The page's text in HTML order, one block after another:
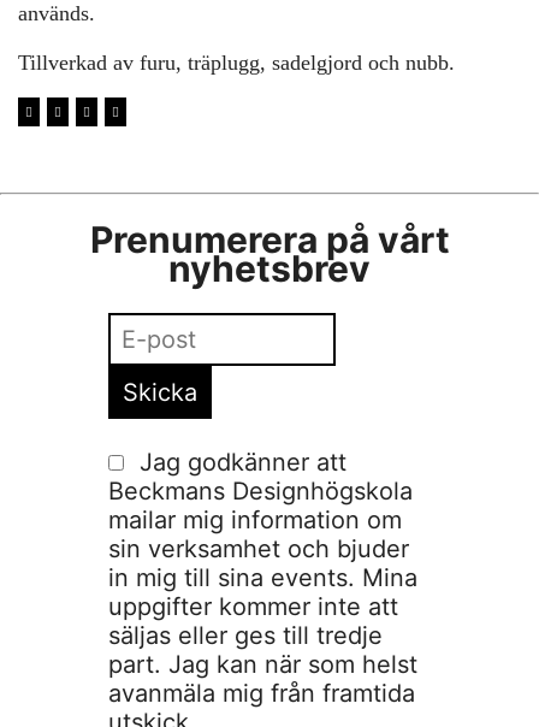
används.
Tillverkad av furu, träplugg, sadelgjord och nubb.
Prenumerera på vårt
nyhetsbrev
Jag godkänner att
Beckmans Designhögskola
mailar mig information om
sin verksamhet och bjuder
in mig till sina events. Mina
uppgifter kommer inte att
säljas eller ges till tredje
part. Jag kan när som helst
avanmäla mig från framtida